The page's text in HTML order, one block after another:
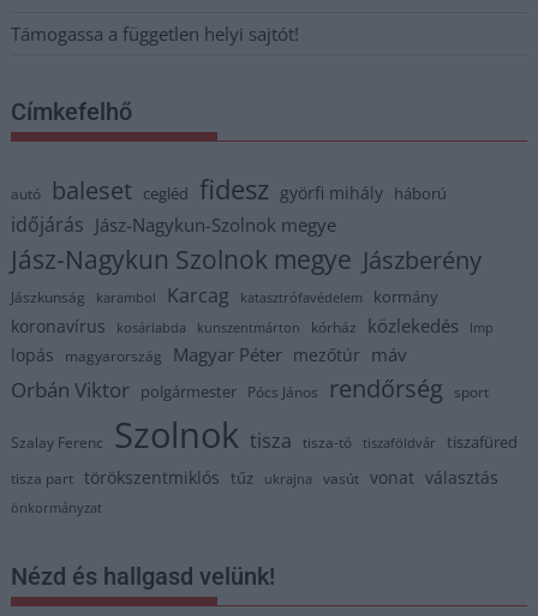
Támogassa a független helyi sajtót!
Címkefelhő
autó baleset cegléd fidesz györfi mihály háború
időjárás Jász-Nagykun-Szolnok megye
Jász-Nagykun Szolnok megye Jászberény
Jászkunság karambol Karcag katasztrófavédelem kormány
koronavírus kosárlabda kunszentmárton kórház közlekedés lmp
lopás magyarország Magyar Péter mezőtúr máv
Orbán Viktor polgármester Pócs János rendőrség sport
Szalay Ferenc Szolnok tisza tisza-tó tiszaföldvár tiszafüred
tisza part törökszentmiklós tűz ukrajna vasút vonat választás
önkormányzat
Nézd és hallgasd velünk!